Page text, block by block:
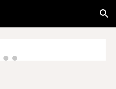
Skip to navigation